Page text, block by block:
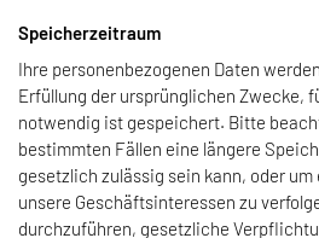
Speicherzeitraum
Ihre personenbezogenen Daten
Erfüllung der ursprünglichen Zwecke,
notwendig ist gespeichert. Bitte
bestimmten Fällen eine längere
gesetzlich zulässig sein kann, oder
unsere Geschäftsinteressen zu
durchzuführen, gesetzliche